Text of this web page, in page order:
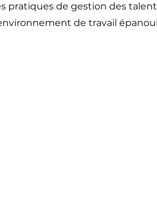
pratiques de gestion des
de travail